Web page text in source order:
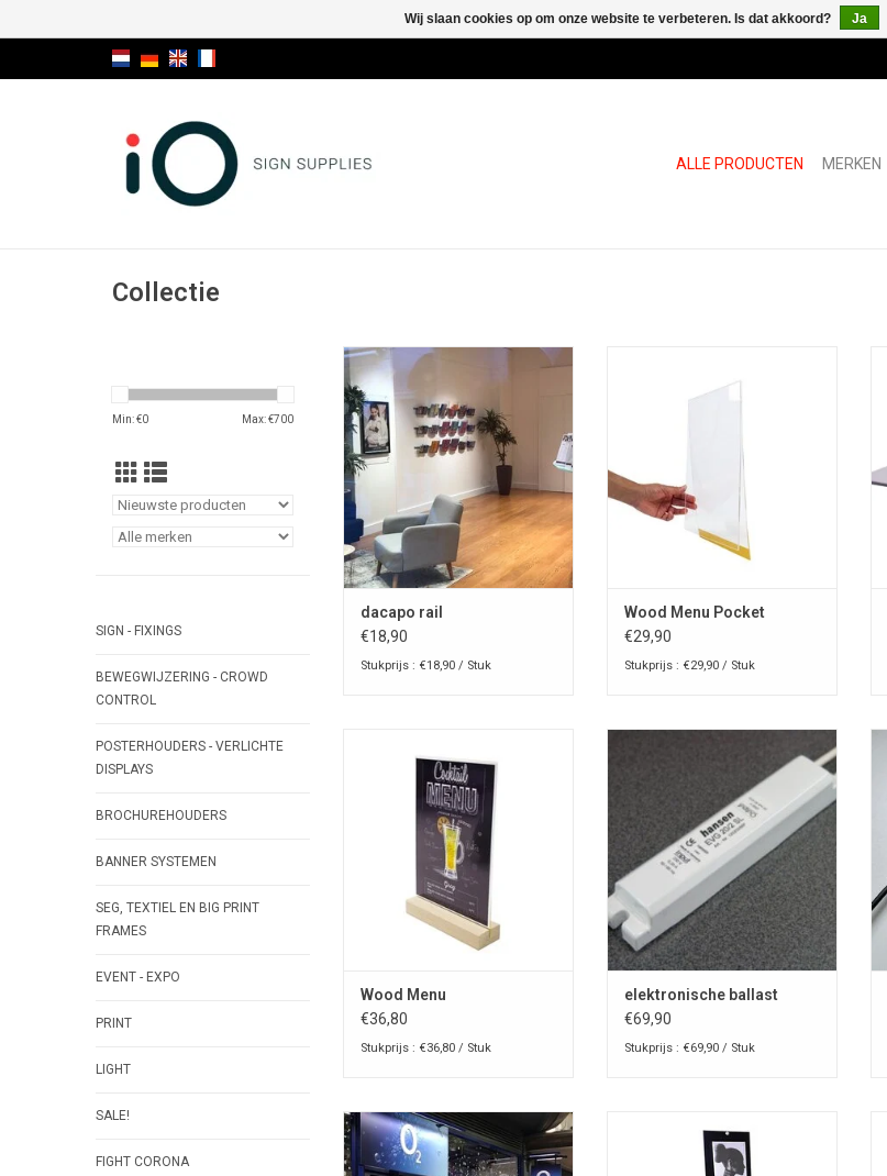
ALLE PRODUCTEN MERKEN
Collectie
Min: €0 Max: €700
SIGN - FIXINGS
BEWEGWIJZERING - CROWD
CONTROL
POSTERHOUDERS - VERLICHTE
DISPLAYS
BROCHUREHOUDERS
BANNER SYSTEMEN
SEG, TEXTIEL EN BIG PRINT
FRAMES
EVENT - EXPO
PRINT
LIGHT
SALE!
FIGHT CORONA
DACAPO multifunctionele
aluminium wandrail om
tegelijkertijd glasheldere
brochure- of folderhouders of
posters op te hangen. Notities,
plannen, flipchartpapieren worden
eenvoudig vanaf de onderkant
ingeschoven
TOEVOEGEN AAN WINKELWAGEN
dacapo rail
€18,90
Stukprijs : €18,90 / Stuk
TOEVOEGEN AAN WINKELWAGEN
Wood Menu Pocket
€29,90
Stukprijs : €29,90 / Stuk
TOEVOEGEN AAN WINKELWAGEN
Wood Menu
€36,80
Stukprijs : €36,80 / Stuk
ballast voor neonkunst,
architecturale verlichting,
neonreclame en koud kathode
fluorescentielampen.
Transformatoren voor blauwe en
rode gasontladingsbuizen,
installatie binnen en buiten.
TOEVOEGEN AAN WINKELWAGEN
elektronische ballast
€69,90
Stukprijs : €69,90 / Stuk
Led lichtkoof met ingebouwde
driver. Verlicht elk reclamebord
van bovenuit. Maatwerk, kies de
TOEVOEGEN AAN WINKELWAGEN
Wij slaan cookies op om onze website te verbeteren. Is dat akkoord? Ja